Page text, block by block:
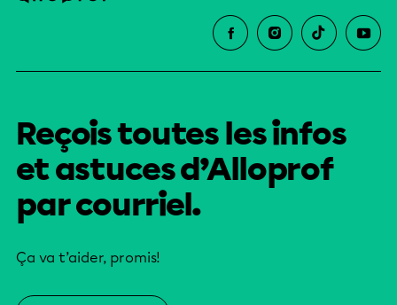
Reçois toutes les infos
et astuces d’Alloprof
par courriel.
Ça va t’aider, promis!